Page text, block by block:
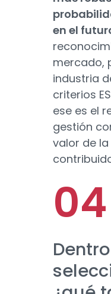
en el
mercado,
industria
criterios
ese es el
gestión
valor de